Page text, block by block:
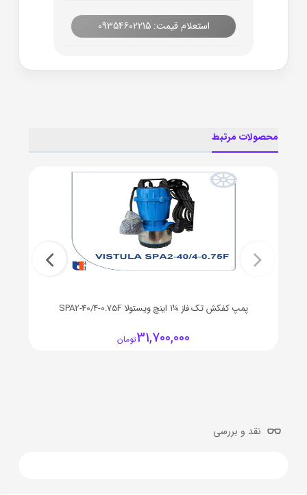
استعلام قیمت: 09354602215
محصولات مرتبط
پمپ کفکش تک فاز ¼1 اینچ ویستولا SPA2-40/4-0.75F
31,700,000تومان
نقد و بررسی